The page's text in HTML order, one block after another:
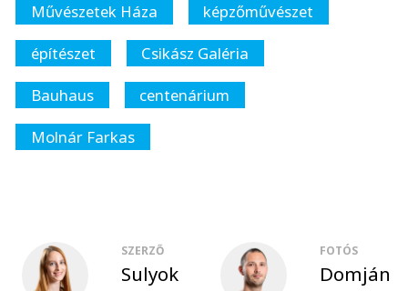
Művészetek Háza
képzőművészet
építészet
Csikász Galéria
Bauhaus
centenárium
Molnár Farkas
SZERZŐ
Sulyok
FOTÓS
Domján